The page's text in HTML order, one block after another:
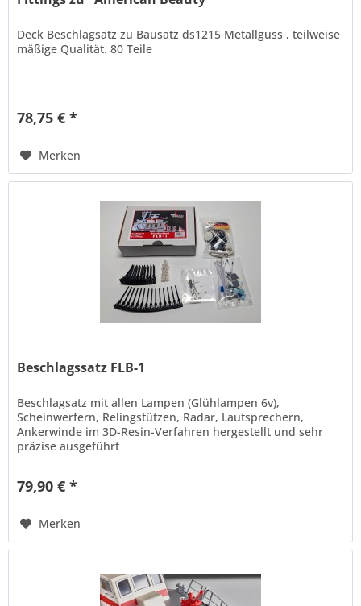
Deck Beschlagsatz zu Bausatz ds1215 Metallguss , teilweise
mäßige Qualität. 80 Teile
78,75 € *
Merken
Beschlagssatz FLB-1
Beschlagsatz mit allen Lampen (Glühlampen 6v),
Scheinwerfern, Relingstützen, Radar, Lautsprechern,
Ankerwinde im 3D-Resin-Verfahren hergestellt und sehr
präzise ausgeführt
79,90 € *
Merken